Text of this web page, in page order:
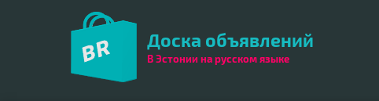
Доска объявлений
В Эстонии на русском языке